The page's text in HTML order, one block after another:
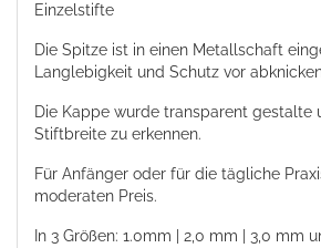
Einzelstifte
Die Spitze ist in einen Metallschaft
Langlebigkeit und Schutz vor
Die Kappe wurde transparent gestalte
Stiftbreite zu erkennen.
Für Anfänger oder für die tägliche
moderaten Preis.
In 3 Größen: 1.0mm | 2,0 mm | 3,0 mm